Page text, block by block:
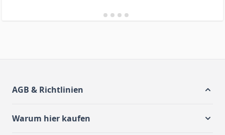
AGB & Richtlinien
Warum hier kaufen